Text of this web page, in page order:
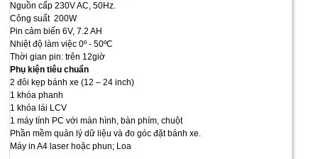
Nguồn cấp 230V AC, 50Hz.
Công suất 200W
Pin cảm biến 6V, 7.2 AH
Nhiệt độ làm việc 0º - 50ºC
Thời gian pin: trên 12giờ
Phụ kiện tiêu chuẩn
2 đôi kẹp bánh xe (12 – 24 inch)
1 khóa phanh
1 khóa lái LCV
1 máy tính PC với màn hình, bàn phím, chuột
Phần mềm quản lý dữ liệu và đo góc đặt bánh xe.
Máy in A4 laser hoặc phun; Loa